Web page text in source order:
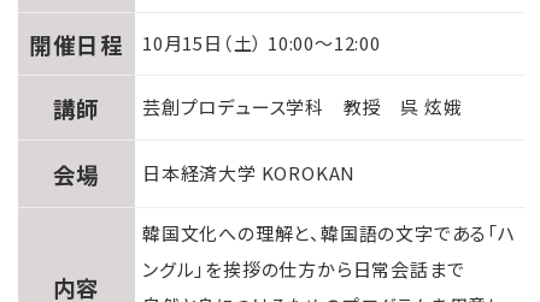
開催日程 10月15日（土） 10:00～12:00
講師 芸創プロデュース学科 教授 呉 炫娥
会場 日本経済大学 KOROKAN
内容
韓国文化への理解と、韓国語の文字である「ハ
ングル」を挨拶の仕方から日常会話まで